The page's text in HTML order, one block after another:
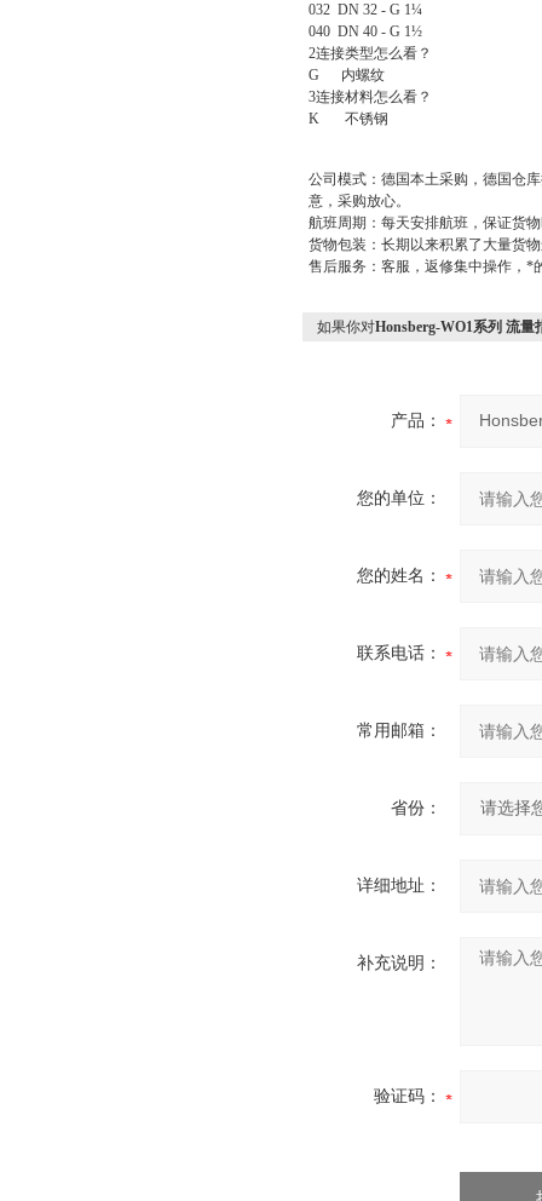
032 DN 32 - G 1¼
040 DN 40 - G 1½
2连接类型怎么看？
G 内螺纹
3连接材料怎么看？
K 不锈钢
公司模式：德国本土采购，德国仓
意，采购放心。
航班周期：每天安排航班，保证货
货物包装：长期以来积累了大量货
售后服务：客服，返修集中操作，*
如果你对Honsberg-WO1系列 流量
产品：
您的单位：
您的姓名：
联系电话：
常用邮箱：
省份：
详细地址：
补充说明：
验证码：